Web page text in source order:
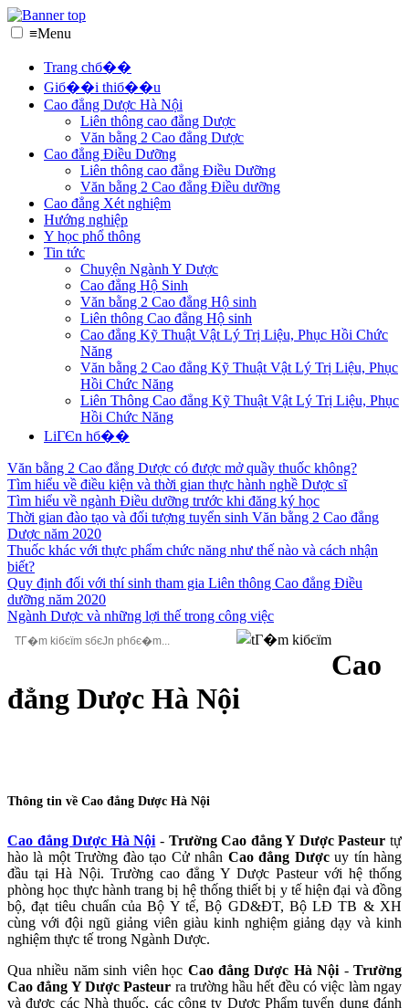
≡Menu
Trang chб��
Giб��i thiб��u
Cao đẳng Dược Hà Nội
Liên thông cao đẳng Dược
Văn bằng 2 Cao đẳng Dược
Cao đẳng Điều Dưỡng
Liên thông cao đẳng Điều Dưỡng
Văn bằng 2 Cao đẳng Điều dưỡng
Cao đẳng Xét nghiệm
Hướng nghiệp
Y học phổ thông
Tin tức
Chuyện Ngành Y Dược
Cao đẳng Hộ Sinh
Văn bằng 2 Cao đẳng Hộ sinh
Liên thông Cao đẳng Hộ sinh
Cao đẳng Kỹ Thuật Vật Lý Trị Liệu, Phục Hồi Chức
Năng
Văn bằng 2 Cao đẳng Kỹ Thuật Vật Lý Trị Liệu, Phục
Hồi Chức Năng
Liên Thông Cao đẳng Kỹ Thuật Vật Lý Trị Liệu, Phục
Hồi Chức Năng
LiГЄn hб��
Văn bằng 2 Cao đẳng Dược có được mở quầy thuốc không?
Tìm hiểu về điều kiện và thời gian thực hành nghề Dược sĩ
Tìm hiểu về ngành Điều dưỡng trước khi đăng ký học
Thời gian đào tạo và đối tượng tuyển sinh Văn bằng 2 Cao đẳng
Dược năm 2020
Thuốc khác với thực phẩm chức năng như thế nào và cách nhận
biết?
Quy định đối với thí sinh tham gia Liên thông Cao đẳng Điều
dưỡng năm 2020
Ngành Dược và những lợi thế trong công việc
Cao
đẳng Dược Hà Nội
Thông tin về Cao đẳng Dược Hà Nội
Cao đẳng Dược Hà Nội - Trường Cao đẳng Y Dược Pasteur tự
hào là một Trường đào tạo Cử nhân Cao đẳng Dượcuy tín hàng
đầu tại Hà Nội. Trường cao đẳng Y Dược Pasteur với hệ thống
phòng học thực hành trang bị hệ thống thiết bị y tế hiện đại và đồng
bộ, đạt tiêu chuẩn của Bộ Y tế, Bộ GD&ĐT, Bộ LĐ TB & XH
cùng với đội ngũ giảng viên giàu kinh nghiệm giảng dạy và kinh
nghiệm thực tế trong Ngành Dược.
Qua nhiều năm sinh viên học Cao đẳng Dược Hà Nội -Trường
Cao đẳng Y Dược Pasteur ra trường hầu hết đều có việc làm ngay
và được các Nhà thuốc, các công ty Dược Phẩm tuyển dụng đánh